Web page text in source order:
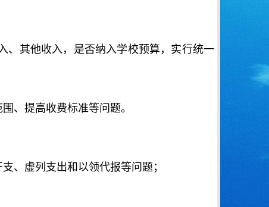
、其他收入，是否纳入学校预算，实行统一
、提高收费标准等问题。
、虚列支出和以领代报等问题；